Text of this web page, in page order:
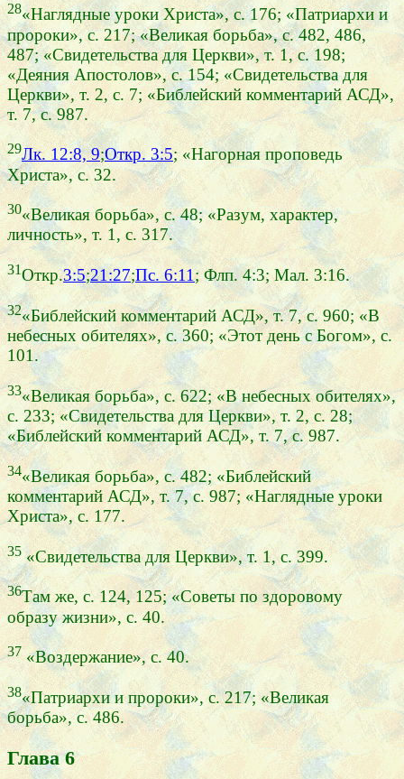
28«Наглядные уроки Христа», с. 176; «Патриархи и
пророки», с. 217; «Великая борьба», с. 482, 486,
487; «Свидетельства для Церкви», т. 1, с. 198;
«Деяния Апостолов», с. 154; «Свидетельства для
Церкви», т. 2, с. 7; «Библейский комментарий АСД»,
т. 7, с. 987.
29Лк. 12:8, 9;Откр. 3:5; «Нагорная проповедь
Христа», с. 32.
30«Великая борьба», с. 48; «Разум, характер,
личность», т. 1, с. 317.
31Откр.3:5;21:27;Пс. 6:11; Флп. 4:3; Мал. 3:16.
32«Библейский комментарий АСД», т. 7, с. 960; «В
небесных обителях», с. 360; «Этот день с Богом», с.
101.
33«Великая борьба», с. 622; «В небесных обителях»,
с. 233; «Свидетельства для Церкви», т. 2, с. 28;
«Библейский комментарий АСД», т. 7, с. 987.
34«Великая борьба», с. 482; «Библейский
комментарий АСД», т. 7, с. 987; «Наглядные уроки
Христа», с. 177.
35«Свидетельства для Церкви», т. 1, с. 399.
36Там же, с. 124, 125; «Советы по здоровому
образу жизни», с. 40.
37 «Воздержание», с. 40.
38«Патриархи и пророки», с. 217; «Великая
борьба», с. 486.
Глава 6